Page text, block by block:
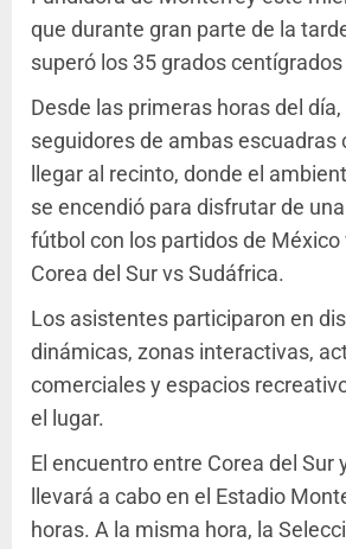
que durante gran parte de la
superó los 35 grados
Desde las primeras horas del
seguidores de ambas escuadras
llegar al recinto, donde el
se encendió para disfrutar de
fútbol con los partidos de México
Corea del Sur vs Sudáfrica.
Los asistentes participaron en
dinámicas, zonas interactivas,
comerciales y espacios
el lugar.
El encuentro entre Corea del Sur
llevará a cabo en el Estadio
horas. A la misma hora, la